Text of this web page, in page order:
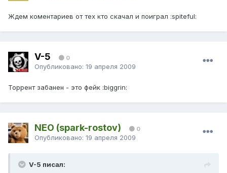
Ждем коментариев от тех кто скачал и поиграл :spiteful:
V-5 0
Опубликовано: 19 апреля 2009
Торрент забанен - это фейк :biggrin:
NEO (spark-rostov) 0
Опубликовано: 19 апреля 2009
V-5 писал: